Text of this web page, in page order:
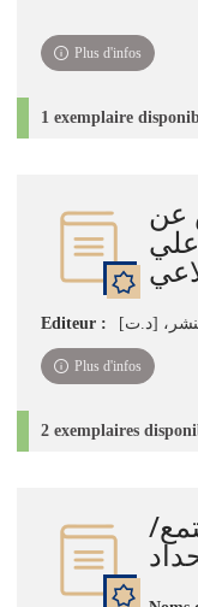
Plus d'infos
1 exemplaire
عن
Editeur : [د.ت]
Plus d'infos
2 exemplaires